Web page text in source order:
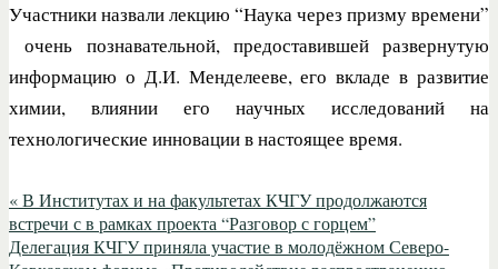
Участники назвали лекцию “Наука через призму времени”
очень познавательной, предоставившей развернутую
информацию о Д.И. Менделееве, его вкладе в развитие
химии, влиянии его научных исследований на
технологические инновации в настоящее время.
«В Институтах и на факультетах КЧГУ продолжаются
встречи с в рамках проекта “Разговор с горцем”
Делегация КЧГУ приняла участие в молодёжном Северо-